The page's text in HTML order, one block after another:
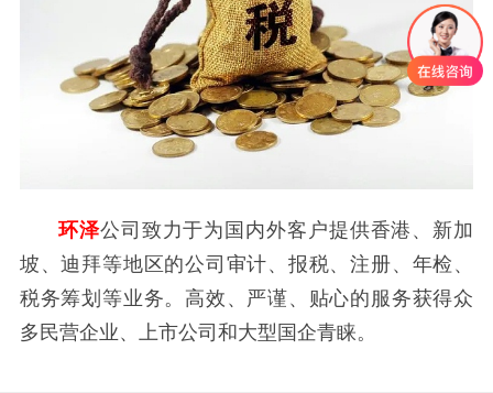
环泽公司致力于为国内外客户提供香港、新加
坡、迪拜等地区的公司审计、报税、注册、年检、
税务筹划等业务。高效、严谨、贴心的服务获得众
多民营企业、上市公司和大型国企青睐。